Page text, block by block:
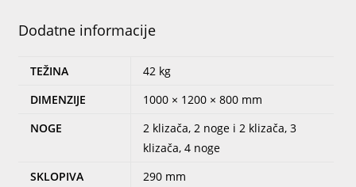
Dodatne informacije
TEŽINA
42 kg
DIMENZIJE
1000 × 1200 × 800 mm
NOGE
2 klizača, 2 noge i 2 klizača, 3
klizača, 4 noge
SKLOPIVA
290 mm